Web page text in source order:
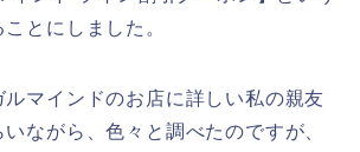
とにしました。
マインドのお店に詳しい私の親友
ながら、色々と調べたのですが、